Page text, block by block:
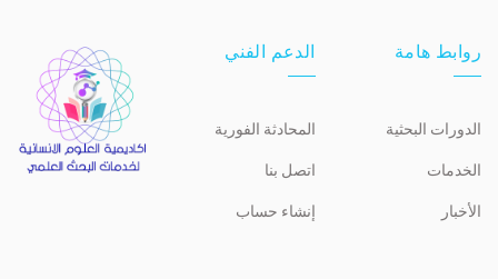
روابط هامة
الدورات البحثية
الخدمات
الأخبار
الدعم الفني
المحادثة الفورية
اتصل بنا
إنشاء حساب